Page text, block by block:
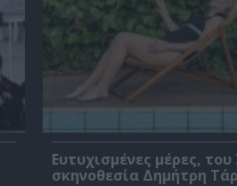
Ευτυχισμένες μέρες,
σκηνοθεσία Δημήτρη